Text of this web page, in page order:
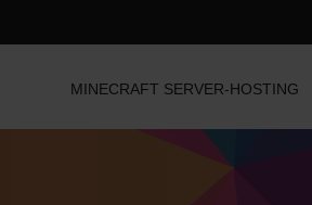
MINECRAFT SERVER-HOSTING